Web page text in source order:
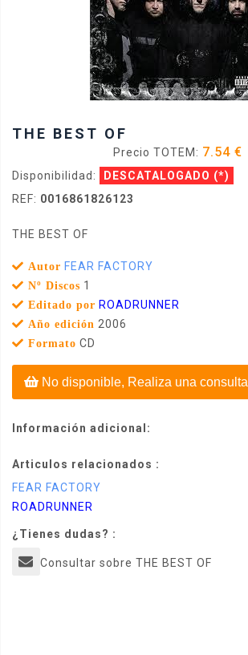
THE BEST OF
Precio TOTEM: 7.54 €
Disponibilidad: DESCATALOGADO (*)
REF: 0016861826123
THE BEST OF
Autor FEAR FACTORY
Nº Discos 1
Editado por ROADRUNNER
Año edición 2006
Formato CD
No disponible, Realiza una consulta
Información adicional:
Articulos relacionados :
FEAR FACTORY
ROADRUNNER
¿Tienes dudas? :
Consultar sobre THE BEST OF